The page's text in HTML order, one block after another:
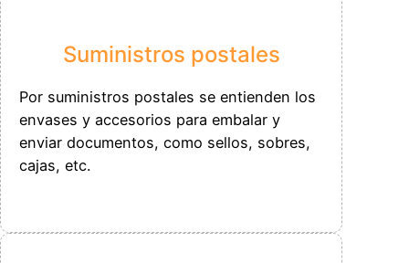
Suministros postales
Por suministros postales se entienden los
envases y accesorios para embalar y
enviar documentos, como sellos, sobres,
cajas, etc.